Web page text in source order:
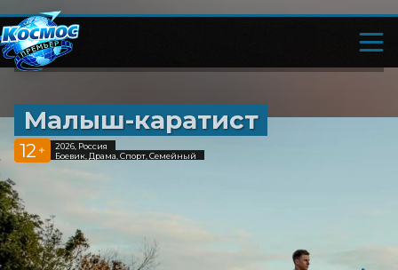
Малыш-каратист
12 +
2026, Россия
Боевик, Драма, Спорт, Семейный